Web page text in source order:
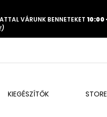
VÁRUNK BENNETEKET 10:00
KIEGÉSZÍTŐK STORE